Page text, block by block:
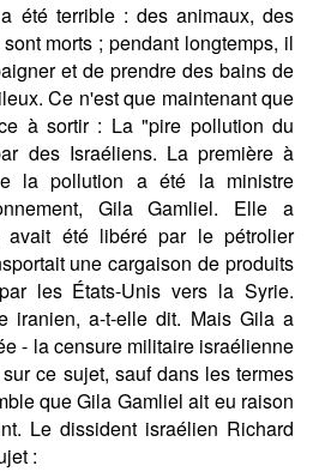
été terrible : des animaux, des
morts ; pendant longtemps, il
et de prendre des bains de
Ce n'est que maintenant que
à sortir : La "pire pollution du
des Israéliens. La première à
la pollution a été la ministre
Gila Gamliel. Elle a
été libéré par le pétrolier
une cargaison de produits
les États-Unis vers la Syrie.
iranien, a-t-elle dit. Mais Gila a
- la censure militaire israélienne
ce sujet, sauf dans les termes
que Gila Gamliel ait eu raison
Le dissident israélien Richard
: